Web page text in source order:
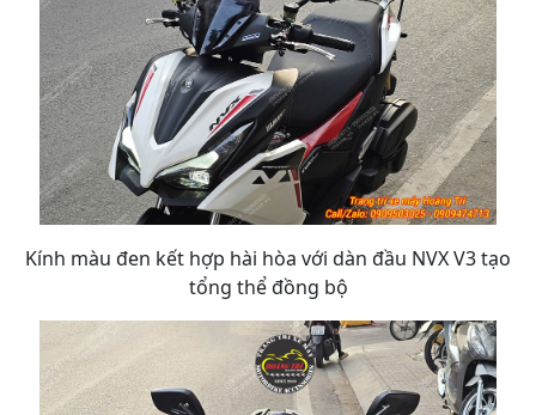
Kính màu đen kết hợp hài hòa với dàn đầu NVX V3 tạo
tổng thể đồng bộ